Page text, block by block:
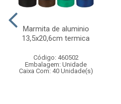
Marmita de aluminio
13,5x20,6cm termica
Código: 460502
Embalagem: Unidade
Caixa Com: 40 Unidade(s)